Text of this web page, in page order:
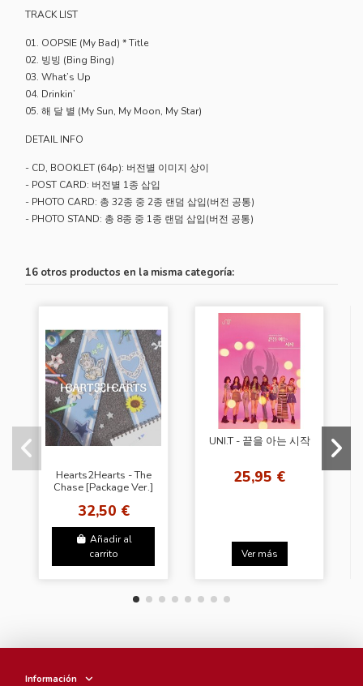
TRACK LIST
01. OOPSIE (My Bad) * Title
02. 빙빙 (Bing Bing)
03. What’s Up
04. Drinkin’
05. 해 달 별 (My Sun, My Moon, My Star)
DETAIL INFO
- CD, BOOKLET (64p): 버전별 이미지 상이
- POST CARD: 버전별 1종 삽입
- PHOTO CARD: 총 32종 중 2종 랜덤 삽입(버전 공통)
- PHOTO STAND: 총 8종 중 1종 랜덤 삽입(버전 공통)
16 otros productos en la misma categoría:
Hearts2Hearts - The
Chase [Package Ver.]
32,50 €
Añadir al
carrito
UNI.T - 끝을 아는 시작
25,95 €
Ver más
Información